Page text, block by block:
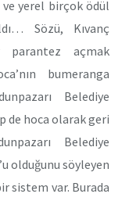
ve yerel birçok ödül
Sözü, Kıvanç
parantez açmak
bumeranga
Belediye
de hoca olarak geri
Belediye
olduğunu söyleyen
sistem var. Burada